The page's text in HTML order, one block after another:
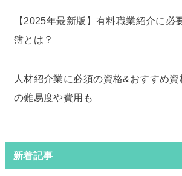
【2025年最新版】有料職業紹介に必
簿とは？
人材紹介業に必須の資格&おすすめ
の難易度や費用も
新着記事